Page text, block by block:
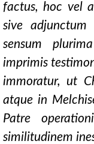
factus, hoc vel
sive
sensum
imprimis
immoratur, ut
atque in
Patre
similitudinem